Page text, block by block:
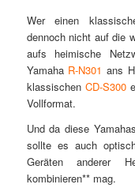
Wer einen
dennoch nicht auf die
aufs heimische
Yamaha R-N301 ans
klassischen CD-S300
Vollformat.
Und da diese
sollte es auch
Geräten anderer
kombinieren** mag.